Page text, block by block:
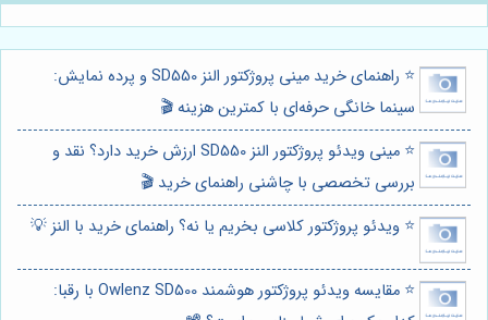
⭐️ راهنمای خرید مینی پروژکتور النز SD550 و پرده نمایش:
سینما خانگی حرفه‌ای با کمترین هزینه 🎬
⭐️ مینی ویدئو پروژکتور النز SD550 ارزش خرید دارد؟ نقد و
بررسی تخصصی با چاشنی راهنمای خرید 🎬
⭐️ ویدئو پروژکتور کلاسی بخریم یا نه؟ راهنمای خرید با النز 💡
⭐️ مقایسه ویدئو پروژکتور هوشمند Owlenz SD500 با رقبا: